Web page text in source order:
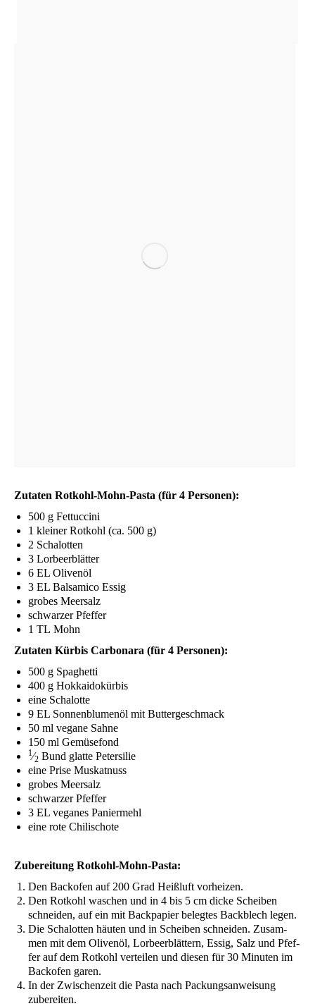
Zuta­ten Rot­kohl-Mohn-Pas­ta (für 4 Personen):
500 g Fettuccini
1 klei­ner Rot­kohl (ca. 500 g)
2 Scha­lot­ten
3 Lor­beer­blät­ter
6 EL Olivenöl
3 EL Bal­sa­mi­co Essig
gro­bes Meersalz
schwar­zer Pfeffer
1 TL Mohn
Zuta­ten Kür­bis Car­bo­n­a­ra (für 4 Personen):
500 g Spaghetti
400 g Hokkaidokürbis
eine Scha­lot­te
9 EL Son­nen­blu­men­öl mit Buttergeschmack
50 ml vega­ne Sahne
150 ml Gemüsefond
1⁄2 Bund glat­te Petersilie
eine Pri­se Muskatnuss
gro­bes Meersalz
schwar­zer Pfeffer
3 EL vega­nes Paniermehl
eine rote Chilischote
Zube­rei­tung Rotkohl-Mohn-Pasta:
Den Back­ofen auf 200 Grad Heiß­luft vorheizen.
Den Rot­kohl waschen und in 4 bis 5 cm dicke Schei­ben
schnei­den, auf ein mit Back­pa­pier beleg­tes Back­blech legen.
Die Scha­lot­ten häu­ten und in Schei­ben schnei­den. Zusam­
men mit dem Oli­ven­öl, Lor­beer­blät­tern, Essig, Salz und Pfef­
fer auf dem Rot­kohl ver­tei­len und die­sen für 30 Minu­ten im
Back­ofen garen.
In der Zwi­schen­zeit die Pas­ta nach Packungs­an­wei­sung
zubereiten.